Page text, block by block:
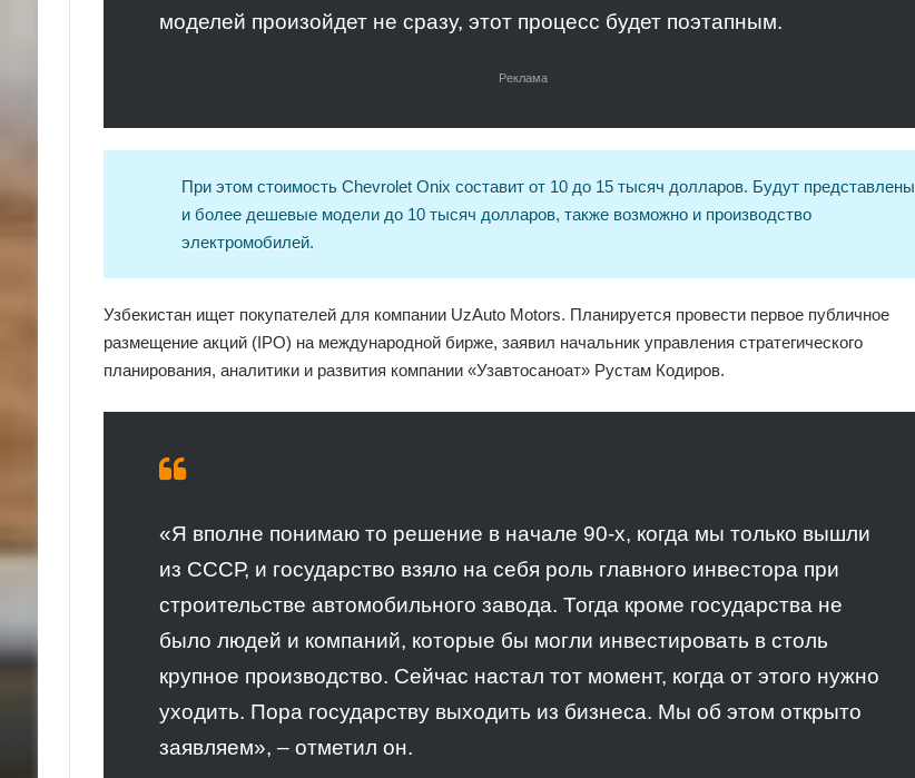
моделей произойдет не сразу, этот процесс будет поэтапным.
Реклама
При этом стоимость Chevrolet Onix составит от 10 до 15 тысяч долларов. Будут представлены
и более дешевые модели до 10 тысяч долларов, также возможно и производство
электромобилей.
Узбекистан ищет покупателей для компании UzAuto Motors. Планируется провести первое публичное
размещение акций (IPO) на международной бирже, заявил начальник управления стратегического
планирования, аналитики и развития компании «Узавтосаноат» Рустам Кодиров.
«Я вполне понимаю то решение в начале 90-х, когда мы только вышли
из СССР, и государство взяло на себя роль главного инвестора при
строительстве автомобильного завода. Тогда кроме государства не
было людей и компаний, которые бы могли инвестировать в столь
крупное производство. Сейчас настал тот момент, когда от этого нужно
уходить. Пора государству выходить из бизнеса. Мы об этом открыто
заявляем», – отметил он.